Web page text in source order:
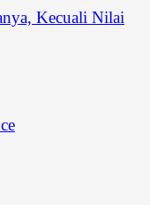
Kecuali Nilai